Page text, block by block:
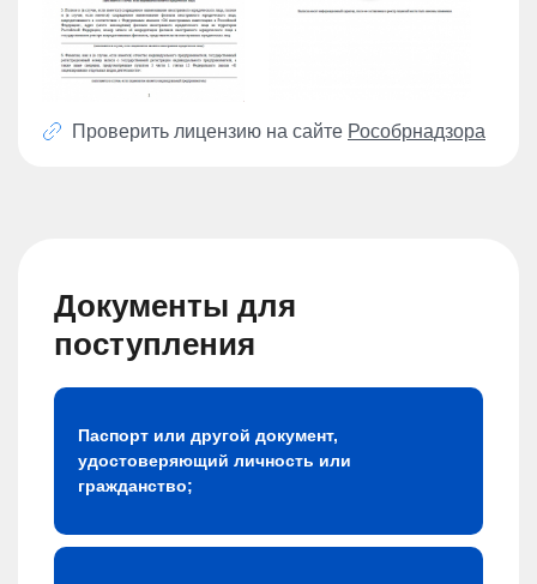
Проверить лицензию на сайте Рособрнадзора
Документы для
поступления
Паспорт или другой документ,
удостоверяющий личность или
гражданство;